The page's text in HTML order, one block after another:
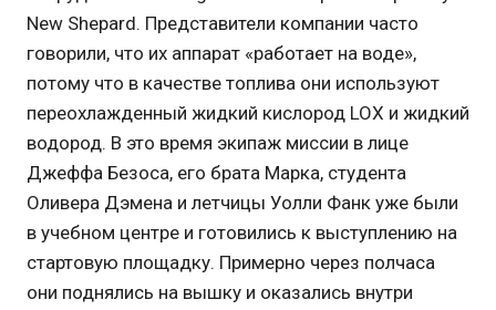
New Shepard. Представители компании часто
говорили, что их аппарат «работает на воде»,
потому что в качестве топлива они используют
переохлажденный жидкий кислород LOX и жидкий
водород. В это время экипаж миссии в лице
Джеффа Безоса, его брата Марка, студента
Оливера Дэмена и летчицы Уолли Фанк уже были
в учебном центре и готовились к выступлению на
стартовую площадку. Примерно через полчаса
они поднялись на вышку и оказались внутри